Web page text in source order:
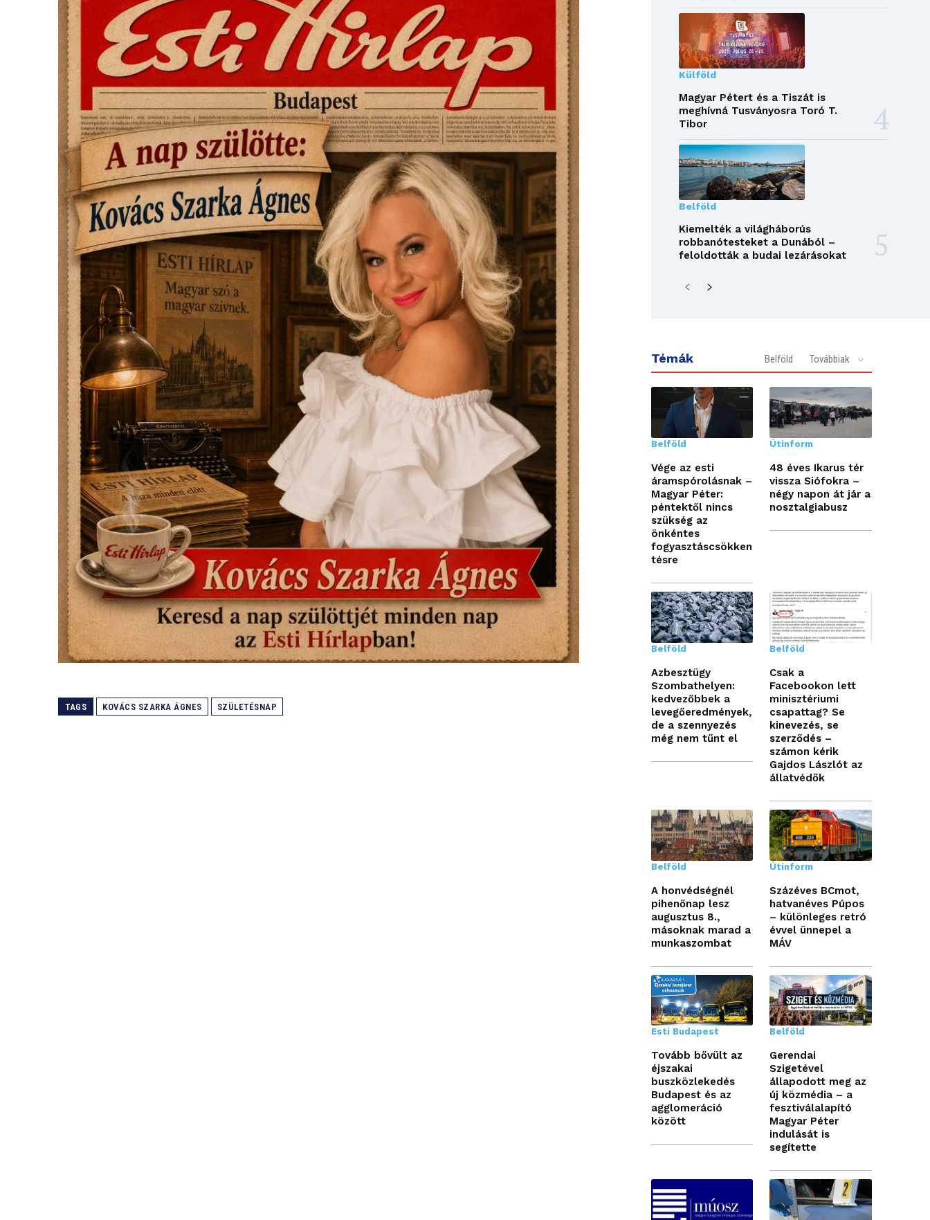
TAGS KOVÁCS SZARKA ÁGNES SZÜLETÉSNAP
Külföld
Magyar Pétert és a Tiszát is
meghívná Tusványosra Toró T.
Tibor
Belföld
Kiemelték a világháborús
robbanótesteket a Dunából –
feloldották a budai lezárásokat
Témák Belföld Továbbiak
Belföld
Vége az esti
áramspórolásnak –
Magyar Péter:
péntektől nincs
szükség az
önkéntes
fogyasztáscsökken
tésre
Útinform
48 éves Ikarus tér
vissza Siófokra –
négy napon át jár a
nosztalgiabusz
Belföld
Azbesztügy
Szombathelyen:
kedvezőbbek a
levegőeredmények,
de a szennyezés
még nem tűnt el
Belföld
Csak a
Facebookon lett
minisztériumi
csapattag? Se
kinevezés, se
szerződés –
számon kérik
Gajdos Lászlót az
állatvédők
Belföld
A honvédségnél
pihenőnap lesz
augusztus 8.,
másoknak marad a
munkaszombat
Útinform
Százéves BCmot,
hatvanéves Púpos
– különleges retró
évvel ünnepel a
MÁV
Esti Budapest
Tovább bővült az
éjszakai
buszközlekedés
Budapest és az
agglomeráció
között
Belföld
Gerendai
Szigetével
állapodott meg az
új közmédia – a
fesztiválalapító
Magyar Péter
indulását is
segítette